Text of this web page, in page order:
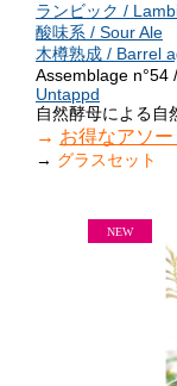
ランビック /
酸味系 / Sour Ale
木樽熟成 / Barrel
Assemblage n°54
Untappd
自然酵母による自
→ お得なアソー
→ グラスセット